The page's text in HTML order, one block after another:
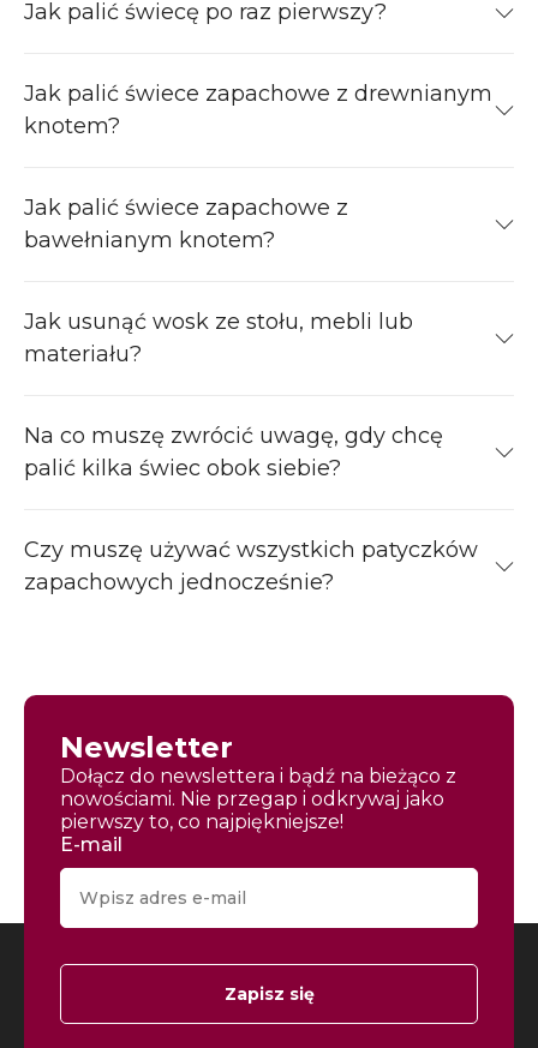
Jak palić świecę po raz pierwszy?
Jak palić świece zapachowe z drewnianym
knotem?
Jak palić świece zapachowe z
bawełnianym knotem?
Jak usunąć wosk ze stołu, mebli lub
materiału?
Na co muszę zwrócić uwagę, gdy chcę
palić kilka świec obok siebie?
Czy muszę używać wszystkich patyczków
zapachowych jednocześnie?
Newsletter
Dołącz do newslettera i bądź na bieżąco z
nowościami. Nie przegap i odkrywaj jako
pierwszy to, co najpiękniejsze!
E-mail
Zapisz się